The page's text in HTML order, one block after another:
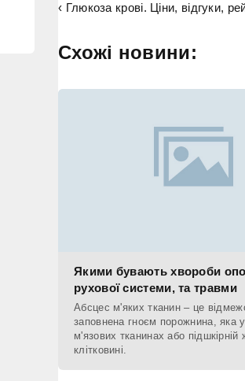
‹ Глюкоза крові. Ціни, відгуки,
Схожі новини:
Якими бувають хвороби
рухової системи, та травми
Абсцес м'яких тканин – це
заповнена гноєм порожнина, яка
м'язових тканинах або підшкірній
клітковині.